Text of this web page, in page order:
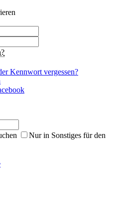
Kennwort vergessen?
Nur in Sonstiges für den